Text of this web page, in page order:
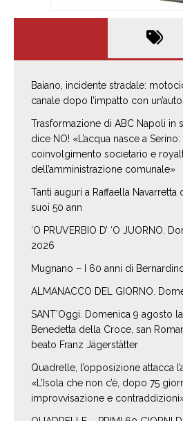
Baiano, incidente stradale:
canale dopo l’impatto con un’auto
Trasformazione di ABC Napoli in
dice NO! «L’acqua nasce a
coinvolgimento societario e
dell’amministrazione comunale»
Tanti auguri a Raffaella
suoi 50 ann
‘O PRUVERBIO D’ ‘O JUORNO.
2026
Mugnano – I 60 anni di
ALMANACCO DEL GIORNO.
SANT’Oggi. Domenica 9 agosto
Benedetta della Croce, san
beato Franz Jägerstätter
Quadrelle, l’opposizione attacca
«L’Isola che non c’è, dopo 75
improvvisazione e